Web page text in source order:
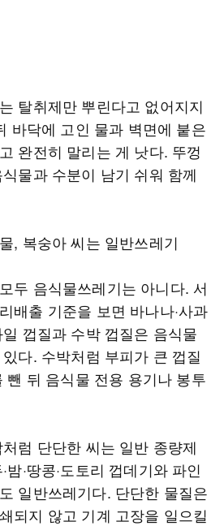
탈취제만 뿌린다고 없어지지
바닥에 고인 물과 벽면에 붙은
완전히 말리는 게 낫다. 뚜껑
물과 수분이 남기 쉬워 함께
, 복숭아 씨는 일반쓰레기
두 음식물쓰레기는 아니다. 서
배출 기준을 보면 바나나·사과
껍질과 수박 껍질은 음식물
다. 수박처럼 부피가 큰 껍질
뺀 뒤 음식물 전용 용기나 봉투
처럼 단단한 씨는 일반 종량제
·땅콩·도토리 껍데기와 파인
일반쓰레기다. 단단한 물질은
되지 않고 기계 고장을 일으킬